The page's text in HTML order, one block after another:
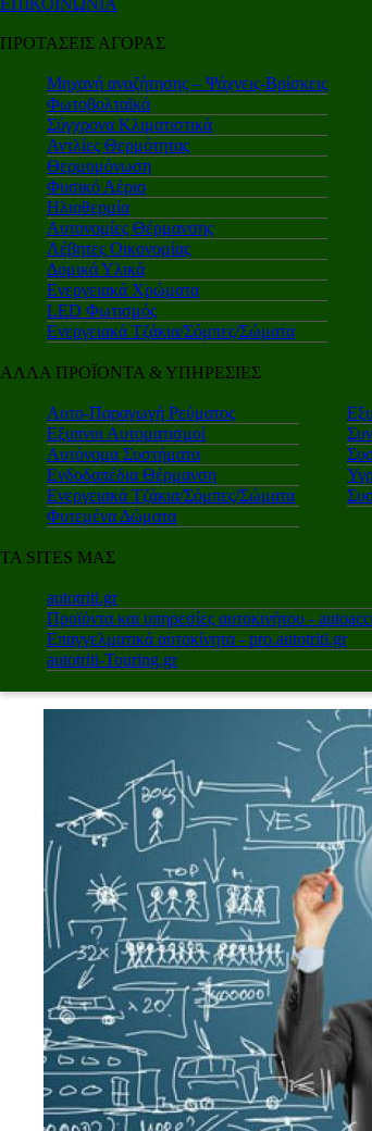
ΕΠΙΚΟΙΝΩΝΙΑ
ΠΡΟΤΑΣΕΙΣ ΑΓΟΡΑΣ
Μηχανή αναζήτησης – Ψάχνεις-Βρίσκεις
Φωτοβολταϊκά
Σύγχρονα Κλιματιστικά
Αντλίες Θερμότητας
Θερμομόνωση
Φυσικό Αέριο
Ηλιοθερμία
Αυτονομίες Θέρμανσης
Λέβητες Οικονομίας
Δομικά Υλικά
Ενεργειακά Χρώματα
LED Φωτισμός
Ενεργειακά Τζάκια/Σόμπες/Σώματα
ΑΛΛΑ ΠΡΟΪΟΝΤΑ & ΥΠΗΡΕΣΙΕΣ
Αυτο-Παραγωγή Ρεύματος
Εξυπνοι Αυτοματισμοί
Αυτόνομα Συστήματα
Ενδοδαπέδια Θέρμανση
Ενεργειακά Τζάκια/Σόμπες/Σώματα
Φυτεμένα Δώματα
ΤΑ SITES ΜΑΣ
autotriti.gr
Προϊόντα και υπηρεσίες αυτοκινήτου -
Επαγγελματικά αυτοκίνητα - pro.autotriti.gr
autotriti-Touring.gr